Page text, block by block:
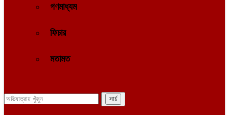
গণমাধ্যম
ফিচার
মতামত